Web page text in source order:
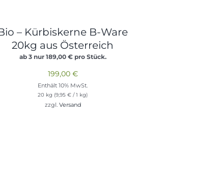
– Kürbiskerne B-Ware
20kg aus Österreich
ab 3 nur 189,00 €pro Stück.
199,00 €
Enthält 10% MwSt.
20 kg (9,95€ / 1 kg)
zzgl. Versand